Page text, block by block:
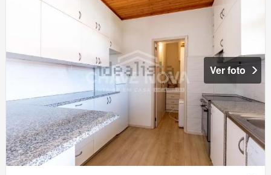
Ver foto